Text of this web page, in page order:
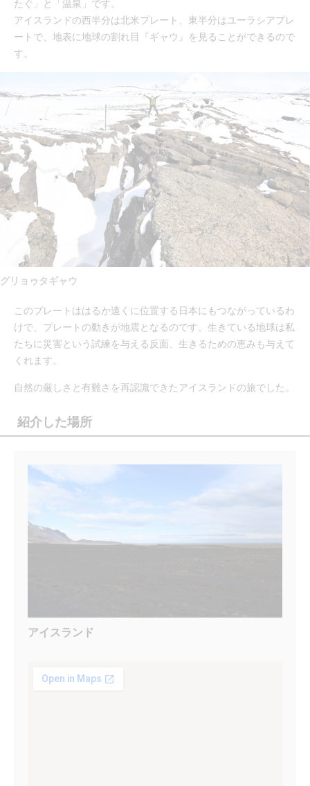
たぐ」と「温泉」です。
アイスランドの西半分は北米プレート、東半分はユーラシアプレ
ートで、地表に地球の割れ目『ギャウ』を見ることができるので
す。
グリョゥタギャウ
このプレートははるか遠くに位置する日本にもつながっているわ
けで、プレートの動きが地震となるのです。生きている地球は私
たちに災害という試練を与える反面、生きるための恵みも与えて
くれます。
自然の厳しさと有難さを再認識できたアイスランドの旅でした。
紹介した場所
アイスランド